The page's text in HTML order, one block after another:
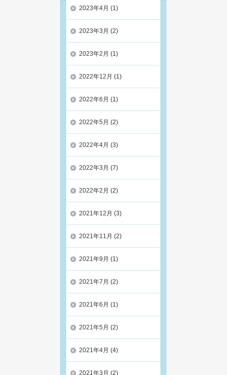
2023年4月 (1)
2023年3月 (2)
2023年2月 (1)
2022年12月 (1)
2022年6月 (1)
2022年5月 (2)
2022年4月 (3)
2022年3月 (7)
2022年2月 (2)
2021年12月 (3)
2021年11月 (2)
2021年9月 (1)
2021年7月 (2)
2021年6月 (1)
2021年5月 (2)
2021年4月 (4)
2021年3月 (2)